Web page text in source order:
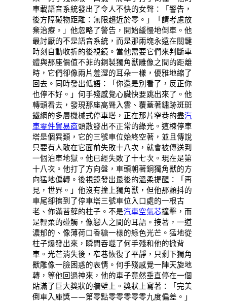
車載語音系統發出了令人不快的女聲：「警告，
後方障礙物距離：無限趨近於零。」「請考慮放
棄治療。」他忽略了警告，開始緩慢地倒車。他
最討厭的不是語音系統，而是那兩塊永遠在關鍵
時刻自動收折的後視鏡。當他需要它們來判斷車
體與那座價值不菲的銅製獨角獸雕像之間的距離
時，它們卻像兩片羞澀的耳朵一樣，優雅地縮了
回去。同時發出低語：「你還是別看了，反正你
也停不好。」何手殘感覺心臟快要跳出來了。他
轉頭看去，發現那座高聳入雲、覆蓋著鏽跡斑斑
鐵網的多層機械式停車塔，正在那片窄巷的盡汽
車零件貿易商頭散發出不正常的綠光。這棟停車
塔是個異類，它的三號車位始終空著，並且傳說
只要有人敢在它面前失敗十八次，就會被傳送到
一個泊車地獄。他已經失敗了十七次。現在是第
十八次。他打了方向盤，車頭朝著銅獨角獸的方
向猛地偏轉。後視鏡發出最後的溫柔提醒：「再
見，世界。」他沒有撞上獨角獸，但他那顫抖的
車尾卻擦到了停車塔三號車位入口處的一根古
老、佈滿苔蘚的柱子。不是汽車空氣芯撞擊，而
是輕柔的碰觸，像戀人之間的耳語。接著，一道
濃郁的、像薄荷口香糖一樣的綠色光芒。猛地從
柱子爆發出來，瞬間吞噬了何手殘和他的掀背
車。光芒消失後，窄巷恢復了平靜，只剩下獨角
獸雕像一臉困惑的表情。何手殘感覺一陣天旋地
轉，等他回過神來，他的車子竟然垂直停在一個
貼滿了巨大獎狀的牆壁上。獎狀上寫著：「完美
倒車入庫獎——第零點零零零零零九度偏差。」